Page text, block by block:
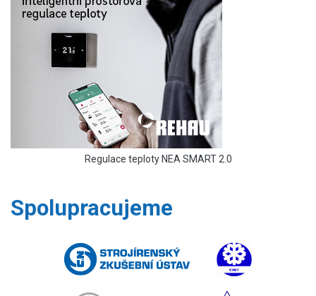
Regulace teploty NEA SMART 2.0
Spolupracujeme